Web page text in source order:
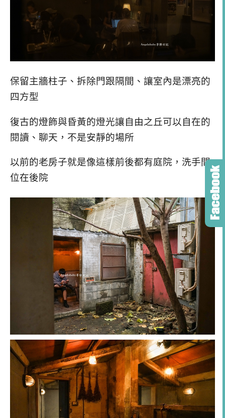
保留主牆柱子、拆除門跟隔間、讓室內是漂亮的
四方型
復古的燈飾與昏黃的燈光讓自由之丘可以自在的
閱讀、聊天，不是安靜的場所
以前的老房子就是像這樣前後都有庭院，洗手間
位在後院